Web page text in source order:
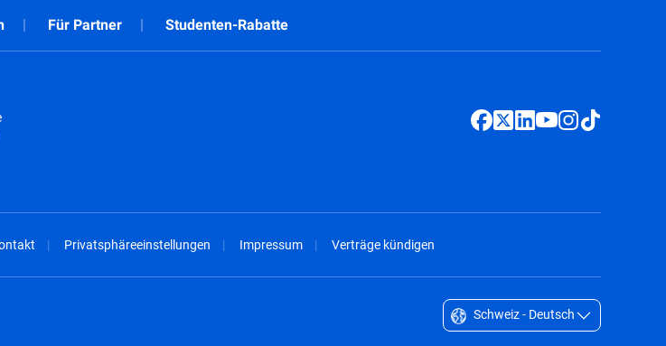
Für Partner Studenten-Rabatte
Privatsphäreeinstellungen Impressum Verträge kündigen
Schweiz - Deutsch